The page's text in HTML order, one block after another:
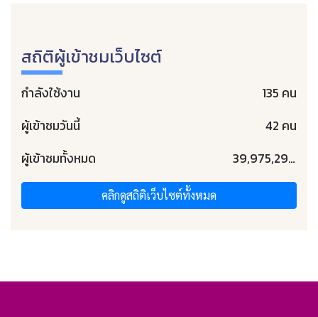
สถิติผู้เข้าชมเว็บไซต์
กำลังใช้งาน
135 คน
ผู้เข้าชมวันนี้
42 คน
ผู้เข้าชมทั้งหมด
39,975,293 คน
คลิกดูสถิติเว็บไซต์ทั้งหมด